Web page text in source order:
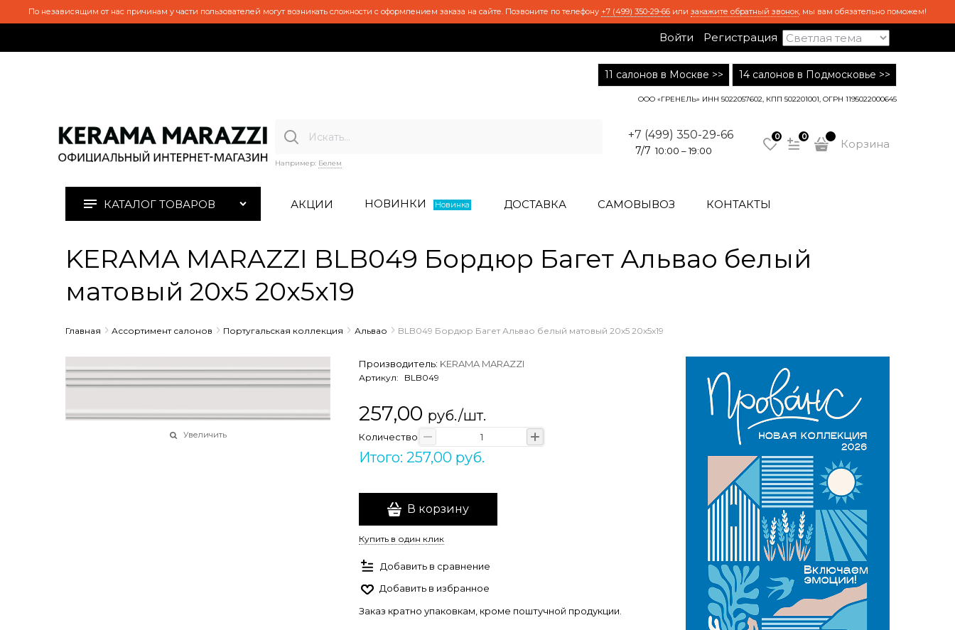
По независящим от нас причинам у части пользователей могут возникать сложности с оформлением заказа на сайте. Позвоните по телефону +7 (499) 350-29-66 или закажите обратный звонок, мы вам обязательно поможем!
Войти Регистрация
11 салонов в Москве >> 14 салонов в Подмосковье >>
ООО «ГРЕНЕЛЬ» ИНН 5022057602, КПП 502201001, ОГРН 1195022000645
Например: Белем
+7 (499) 350-29-66
7/7 10:00 – 19:00
0 0
Корзина
КАТАЛОГ ТОВАРОВ АКЦИИ НОВИНКИ Новинка ДОСТАВКА САМОВЫВОЗ КОНТАКТЫ
KERAMA MARAZZI BLB049 Бордюр Багет Альвао белый
матовый 20х5 20x5x19
Главная Ассортимент салонов Португальская коллекция Альвао BLB049 Бордюр Багет Альвао белый матовый 20х5 20x5x19
Увеличить
Производитель: KERAMA MARAZZI
Артикул: BLB049
257,00 руб./шт.
Количество
Итого: 257,00 руб.
В корзину
Купить в один клик
Добавить в сравнение
Добавить в избранное
Заказ кратно упаковкам, кроме поштучной продукции.